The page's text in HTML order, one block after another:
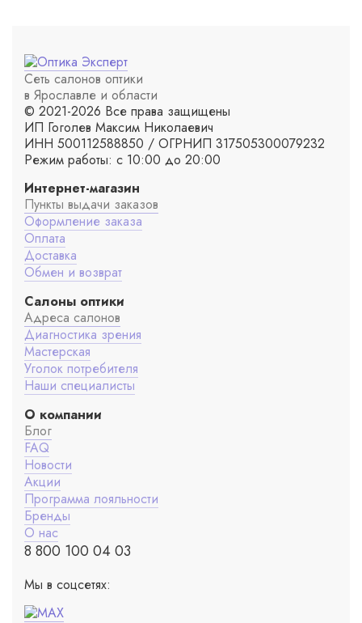
Сеть салонов оптики
в Ярославле и области
© 2021-2026 Все права защищены
ИП Гоголев Максим Николаевич
ИНН 500112588850 / ОГРНИП 317505300079232
Режим работы: с 10:00 до 20:00
Интернет-магазин
Пункты выдачи заказов
Оформление заказа
Оплата
Доставка
Обмен и возврат
Салоны оптики
Адреса салонов
Диагностика зрения
Мастерская
Уголок потребителя
Наши специалисты
О компании
Блог
FAQ
Новости
Акции
Программа лояльности
Бренды
О нас
8 800 100 04 03
Мы в соцсетях: